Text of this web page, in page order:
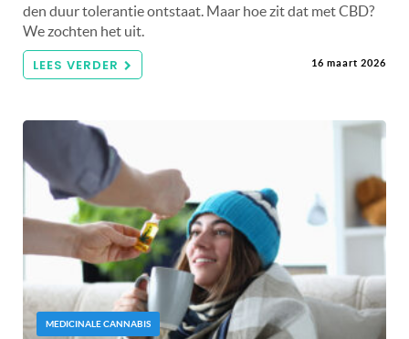
den duur tolerantie ontstaat. Maar hoe zit dat met CBD?
We zochten het uit.
LEES VERDER 16 maart 2026
MEDICINALE CANNABIS